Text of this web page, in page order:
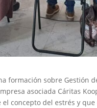
formación sobre Gestión
asociada Cáritas
concepto del estrés y